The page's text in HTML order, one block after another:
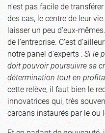
n’est pas facile de
des cas, le centre de leur
laisser un peu d’eux-
de l’entreprise. C’est
notre panel d’experts :Si le
doit pouvoir poursuivre sa
détermination tout en
cette relève, il faut bien le
innovatrices qui, très
carcans instaurés par le ou